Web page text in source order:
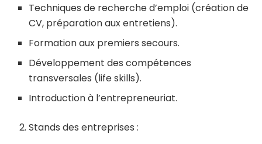
Techniques de recherche d’emploi (création de
CV, préparation aux entretiens).
Formation aux premiers secours.
Développement des compétences
transversales (life skills).
Introduction à l’entrepreneuriat.
Stands des entreprises :